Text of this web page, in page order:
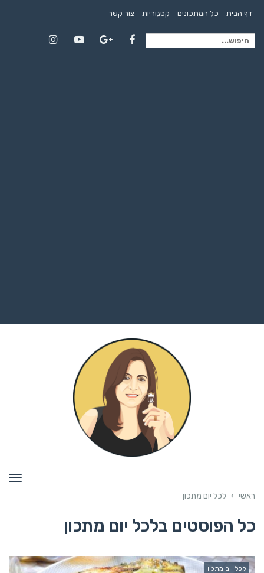
דף הבית כל המתכונים קטגוריות צור קשר
חיפוש
ראשי › לכל יום מתכון
כל הפוסטים בלכל יום מתכון
לכל יום מתכון